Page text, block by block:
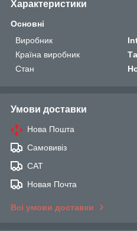
Характеристики
Основні
Виробник
Країна виробник
Стан
Умови доставки
Нова Пошта
Самовивіз
САТ
Новая Почта
Всі умови доставки